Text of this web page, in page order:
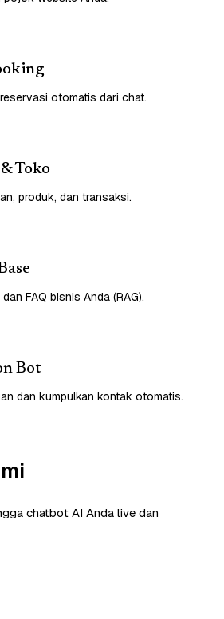
otomatis dari chat.
Toko
produk, dan transaksi.
FAQ bisnis Anda (RAG).
Bot
dan kumpulkan kontak otomatis.
chatbot AI Anda live dan